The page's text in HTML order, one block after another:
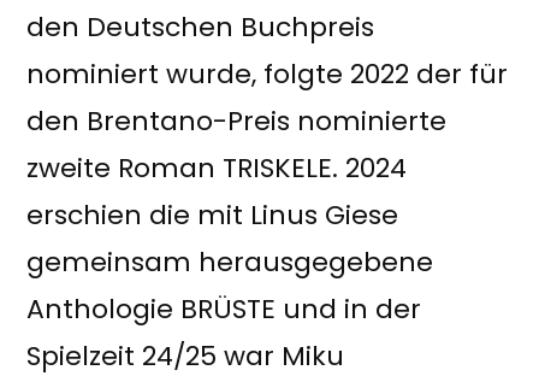
den Deutschen Buchpreis
nominiert wurde, folgte 2022 der für
den Brentano-Preis nominierte
zweite Roman TRISKELE. 2024
erschien die mit Linus Giese
gemeinsam herausgegebene
Anthologie BRÜSTE und in der
Spielzeit 24/25 war Miku